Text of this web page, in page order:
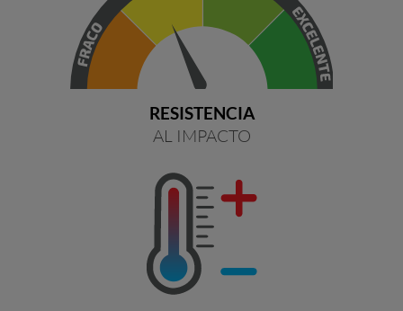
RESISTENCIA
AL IMPACTO